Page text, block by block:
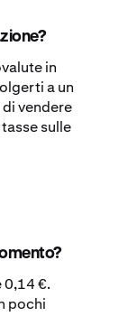
in
a un
vendere
sulle
0,14 €.
pochi